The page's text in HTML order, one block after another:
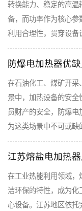
转换能力、稳定的高温
备，而功率作为核心参
利用合理性，贯穿设备
防爆电加热器优缺
在石油化工、煤矿开采
景中，加热设备的安全
员财产的安全，防爆
为这类场景中不可或缺
江苏熔盐电加热
在工业热能利用领域，
洁环保的特性，成为
心设备。江苏地区依托